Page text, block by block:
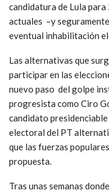
candidatura de Lula para
actuales –y
eventual inhabilitación
Las alternativas que
participar en las
nuevo paso del golpe
progresista como Ciro
candidato
electoral del PT
que las fuerzas
propuesta.
Tras unas semanas